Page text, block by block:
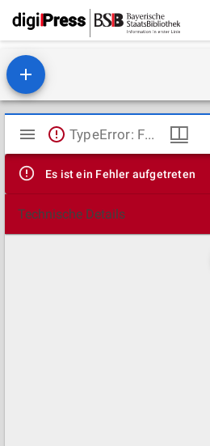
Mirador
Viewer
TypeError: Failed to fetch
Es ist ein Fehler aufgetreten
Technische Details